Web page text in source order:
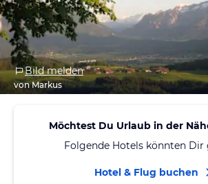
Bild melden
von Markus
Möchtest Du Urlaub in der
Folgende Hotels könnten Dir
Hotel & Flug buchen